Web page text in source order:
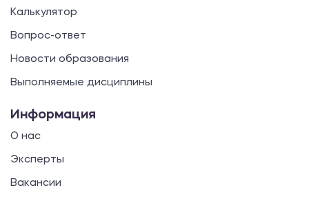
Калькулятор
Вопрос-ответ
Новости образования
Выполняемые дисциплины
Информация
О нас
Эксперты
Вакансии